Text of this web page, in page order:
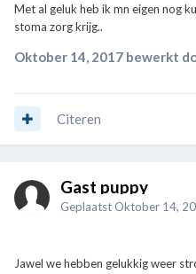
Met al geluk heb ik mn eigen nog
stoma zorg krijg..
Oktober 14, 2017 bewerkt
Citeren
Gast puppy
Geplaatst Oktober 14,
Jawel we hebben gelukkig weer